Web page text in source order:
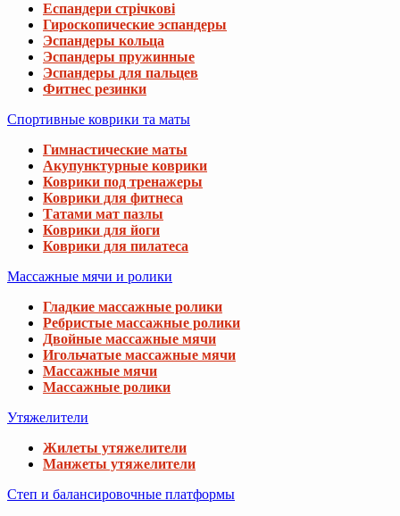
Еспандери стрічкові
Гироскопические эспандеры
Эспандеры кольца
Эспандеры пружинные
Эспандеры для пальцев
Фитнес резинки
Спортивные коврики та маты
Гимнастические маты
Акупунктурные коврики
Коврики под тренажеры
Коврики для фитнеса
Татами мат пазлы
Коврики для йоги
Коврики для пилатеса
Массажные мячи и ролики
Гладкие массажные ролики
Ребристые массажные ролики
Двойные массажные мячи
Игольчатые массажные мячи
Массажные мячи
Массажные ролики
Утяжелители
Жилеты утяжелители
Манжеты утяжелители
Степ и балансировочные платформы